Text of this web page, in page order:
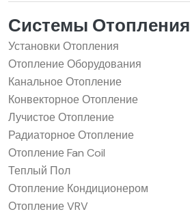
Системы Отопления
Установки Отопления
Отопление Оборудования
Канальное Отопление
Конвекторное Отопление
Лучистое Отопление
Радиаторное Отопление
Отопление Fan Coil
Теплый Пол
Отопление Кондиционером
Отопление VRV